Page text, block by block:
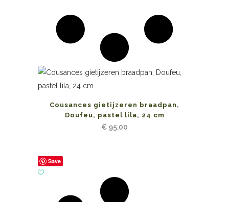
Cousances gietijzeren braadpan,
Doufeu, pastel lila, 24 cm
€ 95,00
Save